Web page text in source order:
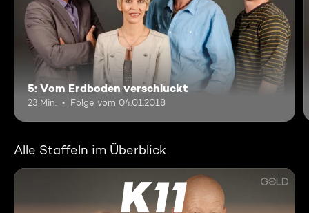
5: Vom Erdboden verschluckt
23 Min. Folge vom 04.01.2018
Alle Staffeln im Überblick